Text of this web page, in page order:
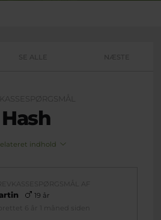
SE ALLE NÆSTE
Hash
indhold
AF
19 år
6 år 1 måned siden